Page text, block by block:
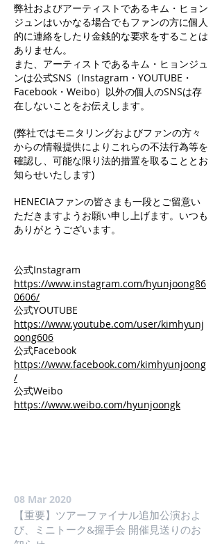
弊社およびアーティストであるキム・ヒョン
ジュンはいかなる場合でもファンの方に個人
的に連絡をしたり金銭的な要求をすることは
ありません。
また、アーティストであるキム・ヒョンジュ
ンは公式SNS（Instagram・YOUTUBE・
Facebook・Weibo）以外の個人のSNSは存
在しないことをお伝えします。
(弊社ではモニタリングおよびファンの方々
からの情報提供によりこれらの不法行為等を
確認し、可能な限り法的措置を取ることとお
知らせいたします)
HENECIAファンの皆さまも一段とご留意い
ただきますようお願い申し上げます。いつも
ありがとうございます。
公式Instagram
https://www.instagram.com/hyunjoong86
0606/
公式YOUTUBE
https://www.youtube.com/user/kimhyunj
oong606
公式Facebook
https://www.facebook.com/kimhyunjoong
/
公式Weibo
https://www.weibo.com/hyunjoongk
08 Mar 2020
【重要】ツアーファイナル追加公演およ
び、ミニトーク&握手会 開催見送りのお